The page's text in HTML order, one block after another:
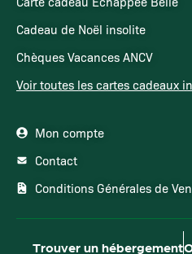
Cadeau de Noël insolite
Chèques Vacances ANCV
Voir toutes les cartes cadeaux
Mon compte
Contact
Conditions Générales de
Trouver un hébergement